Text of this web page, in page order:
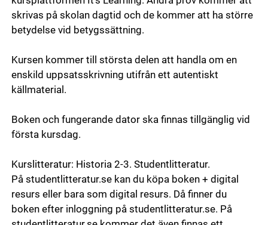
skrivas på skolan dagtid och de kommer att ha större
betydelse vid betygssättning.
Kursen kommer till största delen att handla om en
enskild uppsatsskrivning utifrån ett autentiskt
källmaterial.
Boken och fungerande dator ska finnas tillgänglig vid
första kursdag.
Kurslitteratur: Historia 2-3. Studentlitteratur.
På studentlitteratur.se kan du köpa boken + digital
resurs eller bara som digital resurs. Då finner du
boken efter inloggning på studentlitteratur.se. På